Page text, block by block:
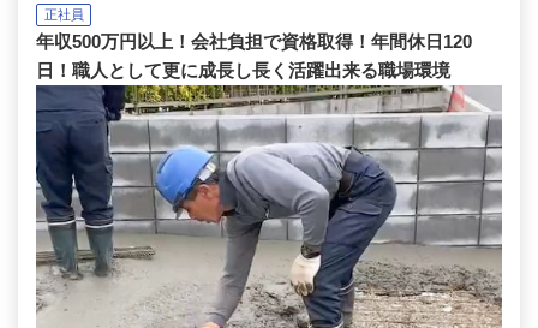
正社員
年収500万円以上！会社負担で資格取得！年間休日120
日！職人として更に成長し長く活躍出来る職場環境